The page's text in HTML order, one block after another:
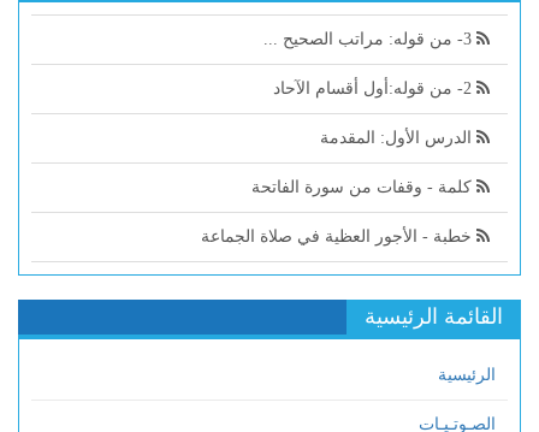
الدرس الأول: المقدمة
كلمة - وقفات من سورة الفاتحة
خطبة - الأجور العظية في صلاة الجماعة
القائمة الرئيسية
الرئيسية
الصـوتـيـات